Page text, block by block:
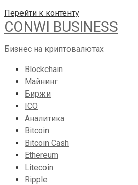
Перейти к контенту
CONWI BUSINESS
Бизнес на криптовалютах
Blockchain
Майнинг
Биржи
ICO
Аналитика
Bitcoin
Bitcoin Cash
Ethereum
Litecoin
Ripple